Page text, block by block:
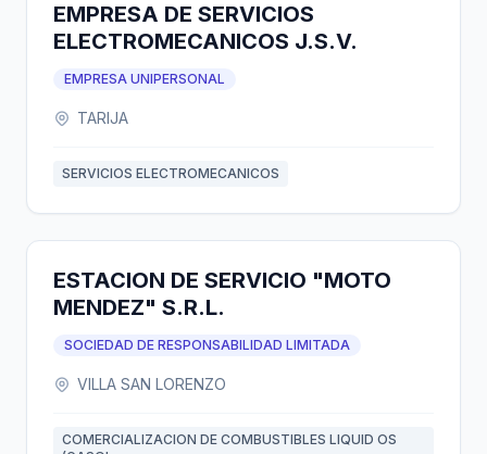
EMPRESA DE SERVICIOS
ELECTROMECANICOS J.S.V.
EMPRESA UNIPERSONAL
TARIJA
SERVICIOS ELECTROMECANICOS
ESTACION DE SERVICIO "MOTO
MENDEZ" S.R.L.
SOCIEDAD DE RESPONSABILIDAD LIMITADA
VILLA SAN LORENZO
COMERCIALIZACION DE COMBUSTIBLES LIQUID OS